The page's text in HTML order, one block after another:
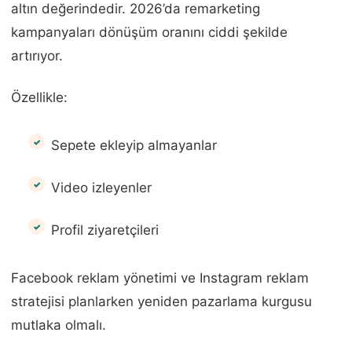
altın değerindedir. 2026’da remarketing
kampanyaları dönüşüm oranını ciddi şekilde
artırıyor.
Özellikle:
Sepete ekleyip almayanlar
Video izleyenler
Profil ziyaretçileri
Facebook reklam yönetimi ve Instagram reklam
stratejisi planlarken yeniden pazarlama kurgusu
mutlaka olmalı.